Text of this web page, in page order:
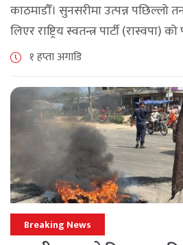
काठमाडौँ। सुनसरीमा उत्पन्न पछिल्लो
लिएर राष्ट्रिय स्वतन्त्र पार्टी (रास्वपा)
सिंहदरबारमा सर्वदलीय बैठक जारी छ।
१ हप्ता अगाडि
Breaking News